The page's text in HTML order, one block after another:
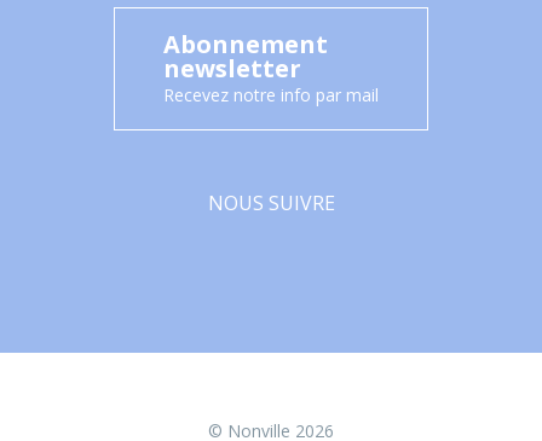
Abonnement
newsletter
Recevez notre info par mail
NOUS SUIVRE
© Nonville 2026